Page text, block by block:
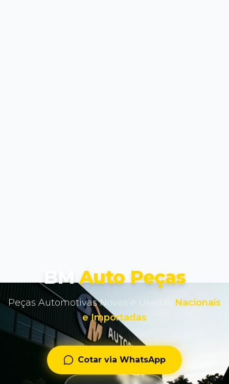
BM Auto Peças
Peças Automotivas Novas e Usadas Nacionais
e Importadas
Cotar via WhatsApp